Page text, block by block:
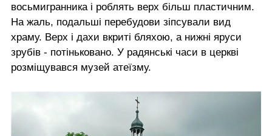
восьмигранника і роблять верх більш пластичним.
На жаль, подальші перебудови зіпсували вид
храму. Верх і дахи вкриті бляхою, а нижні яруси
зрубів - потіньковано. У радянські часи в церкві
розміщувався музей атеїзму.